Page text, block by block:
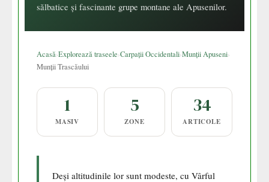
sălbatice și fascinante grupe montane ale Apusenilor.
Acasă›Explorează traseele›Carpații Occidentali›Munții Apuseni›
Munții Trascăului
1
MASIV
5
ZONE
34
ARTICOLE
Deși altitudinile lor sunt modeste, cu Vârful